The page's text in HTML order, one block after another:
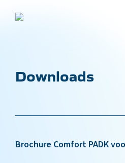
Downloads
Brochure Comfort PADK